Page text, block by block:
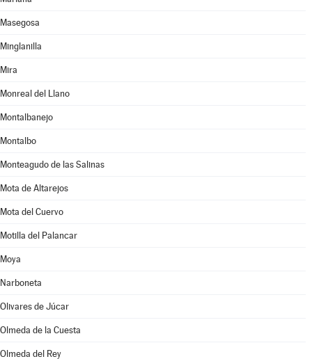
Masegosa
Minglanilla
Mira
Monreal del Llano
Montalbanejo
Montalbo
Monteagudo de las Salinas
Mota de Altarejos
Mota del Cuervo
Motilla del Palancar
Moya
Narboneta
Olivares de Júcar
Olmeda de la Cuesta
Olmeda del Rey